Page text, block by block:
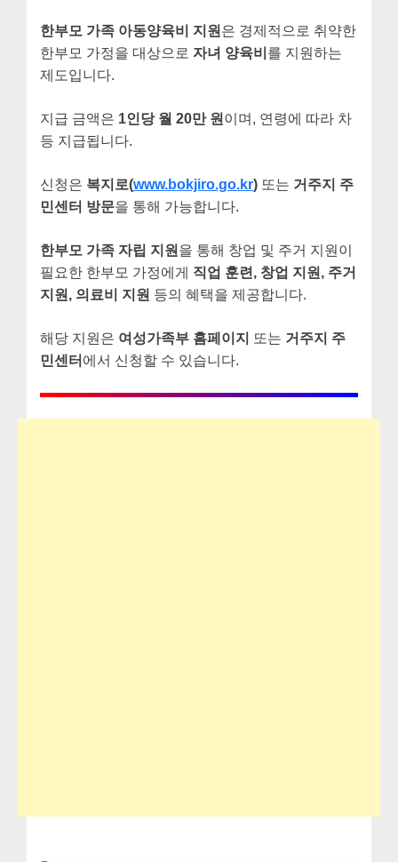
한부모 가족 아동양육비 지원 은 경제적으로 취약한
한부모 가정을 대상으로 자녀 양육비 를 지원하는
제도입니다.
지급 금액은 1인당 월 20만 원 이며, 연령에 따라 차
등 지급됩니다.
신청은 복지로(www.bokjiro.go.kr) 또는 거주지 주
민센터 방문을 통해 가능합니다.
한부모 가족 자립 지원 을 통해 창업 및 주거 지원이
필요한 한부모 가정에게 직업 훈련, 창업 지원, 주거
지원, 의료비 지원 등의 혜택을 제공합니다.
해당 지원은 여성가족부 홈페이지 또는 거주지 주
민센터 에서 신청할 수 있습니다.